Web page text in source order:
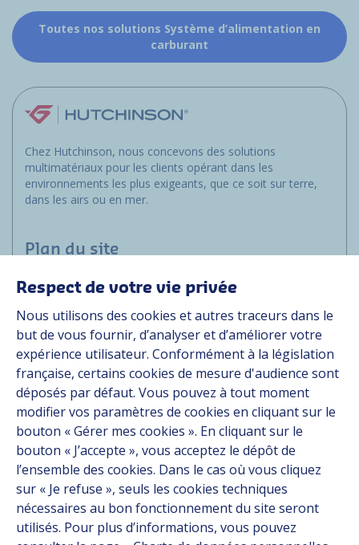
Toutes nos solutions Système d’alimentation en
carburant
Chez Hutchinson, nous concevons des solutions
multimatériaux pour les clients opérant dans les
environnements les plus exigeants, que ce soit sur terre,
dans les airs ou en mer.
Plan du site
Applications
Solutions
Ressources
À propos
Carrière
Contact
Suivez-nous
Linkedin
Instagram
Respect de votre vie privée
Nous utilisons des cookies et autres traceurs dans le
but de vous fournir, d’analyser et d’améliorer votre
expérience utilisateur. Conformément à la législation
française, certains cookies de mesure d'audience sont
déposés par défaut. Vous pouvez à tout moment
modifier vos paramètres de cookies en cliquant sur le
bouton « Gérer mes cookies ». En cliquant sur le
bouton « J’accepte », vous acceptez le dépôt de
l’ensemble des cookies. Dans le cas où vous cliquez
sur « Je refuse », seuls les cookies techniques
nécessaires au bon fonctionnement du site seront
utilisés. Pour plus d’informations, vous pouvez